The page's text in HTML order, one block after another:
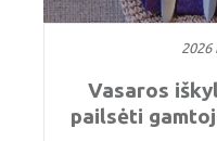
2026
Vasaros
pailsėti